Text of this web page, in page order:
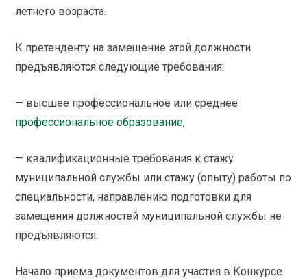
летнего возраста.
К претенденту на замещение этой должности
предъявляются следующие требования:
— высшее профессиональное или среднее
профессиональное образование,
— квалификационные требования к стажу
муниципальной службы или стажу (опыту) работы по
специальности, направлению подготовки для
замещения должностей муниципальной службы не
предъявляются.
Начало приема документов для участия в Конкурсе